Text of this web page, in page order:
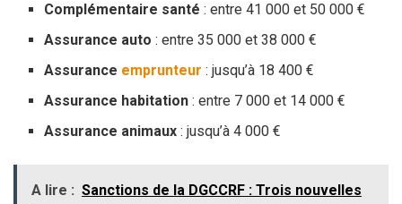
Complémentaire santé : entre 41 000 et 50 000 €
Assurance auto : entre 35 000 et 38 000 €
Assurance emprunteur : jusqu’à 18 400 €
Assurance habitation : entre 7 000 et 14 000 €
Assurance animaux : jusqu’à 4 000 €
A lire : Sanctions de la DGCCRF : Trois nouvelles